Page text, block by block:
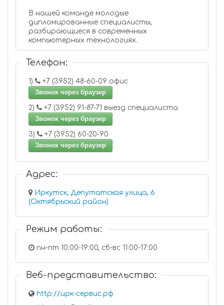
В нашей команде молодые
дипломированные специалисты,
разбирающиеся в современных
компьютерных технологиях.
Телефон:
1)
+7 (3952) 48-60-09 офис
Звонок через браузер
2)
+7 (3952) 91-87-71 выезд специалиста
Звонок через браузер
3)
+7 (3952) 60-20-90
Звонок через браузер
Адрес:
Иркутск, Депутатская улица, 6
(Октябрьский район)
Режим работы:
пн-пт 10:00-19:00, сб-вс 11:00-17:00
Веб-представительство:
http://ирк-сервис.рф